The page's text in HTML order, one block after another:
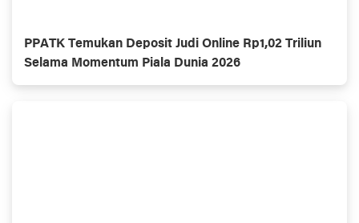
PPATK Temukan Deposit Judi Online Rp1,02 Triliun
Selama Momentum Piala Dunia 2026